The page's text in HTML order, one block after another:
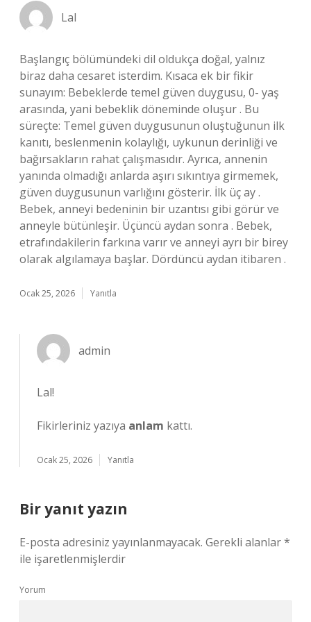
Lal
Başlangıç bölümündeki dil oldukça doğal, yalnız
biraz daha cesaret isterdim. Kısaca ek bir fikir
sunayım: Bebeklerde temel güven duygusu, 0- yaş
arasında, yani bebeklik döneminde oluşur . Bu
süreçte: Temel güven duygusunun oluştuğunun ilk
kanıtı, beslenmenin kolaylığı, uykunun derinliği ve
bağırsakların rahat çalışmasıdır. Ayrıca, annenin
yanında olmadığı anlarda aşırı sıkıntıya girmemek,
güven duygusunun varlığını gösterir. İlk üç ay .
Bebek, anneyi bedeninin bir uzantısı gibi görür ve
anneyle bütünleşir. Üçüncü aydan sonra . Bebek,
etrafındakilerin farkına varır ve anneyi ayrı bir birey
olarak algılamaya başlar. Dördüncü aydan itibaren .
Ocak 25, 2026 Yanıtla
admin
Lal!
Fikirleriniz yazıya anlam kattı.
Ocak 25, 2026 Yanıtla
Bir yanıt yazın
E-posta adresiniz yayınlanmayacak. Gerekli alanlar*
ile işaretlenmişlerdir
Yorum